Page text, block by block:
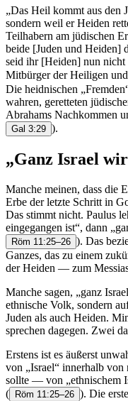
„Das Heil kommt aus den
sondern weil er Heiden
Teilhabern am jüdischen
beide [Juden und Heiden]
seid ihr [Heiden] nun nicht
Mitbürger der Heiligen
Die heidnischen
wahren, geretteten
Abrahams Nachkommen
Gal 3:29 ).
„Ganz Israel
Manche meinen, dass die
Erbe der letzte Schritt in
Das stimmt nicht. Paulus
eingegangen ist“, dann
Röm 11:25–26 ). Das
Ganzes, das zu einem
der Heiden — zum
Manche sagen, „ganz
ethnische Volk, sondern
Juden als auch Heiden.
sprechen dagegen. Zwei
Erstens ist es äußerst
von „Israel“ innerhalb
sollte — von „ethnischem
(
Röm 11:25–26 ). Die